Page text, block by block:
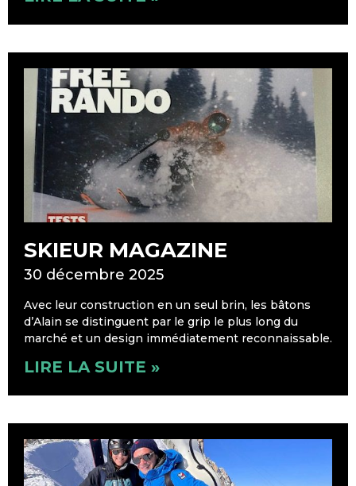
SKIEUR MAGAZINE
30 décembre 2025
Avec leur construction en un seul brin, les bâtons
d’Alain se distinguent par le grip le plus long du
marché et un design immédiatement reconnaissable.
LIRE LA SUITE »